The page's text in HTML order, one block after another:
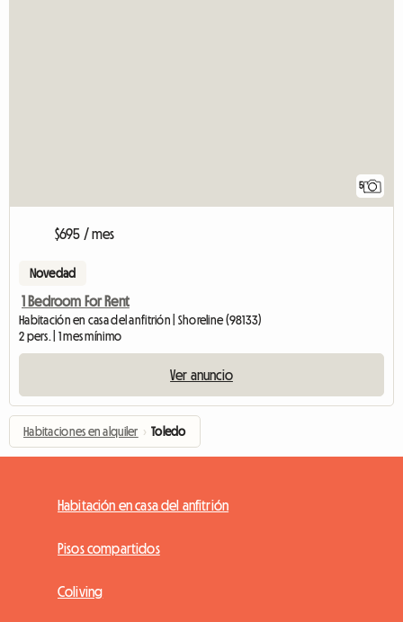
5
$695 / mes
Novedad
1 Bedroom For Rent
Habitación en casa del anfitrión | Shoreline (98133)
2 pers. | 1 mes mínimo
Ver anuncio
Habitaciones en alquiler › Toledo
Habitación en casa del anfitrión
Pisos compartidos
Coliving